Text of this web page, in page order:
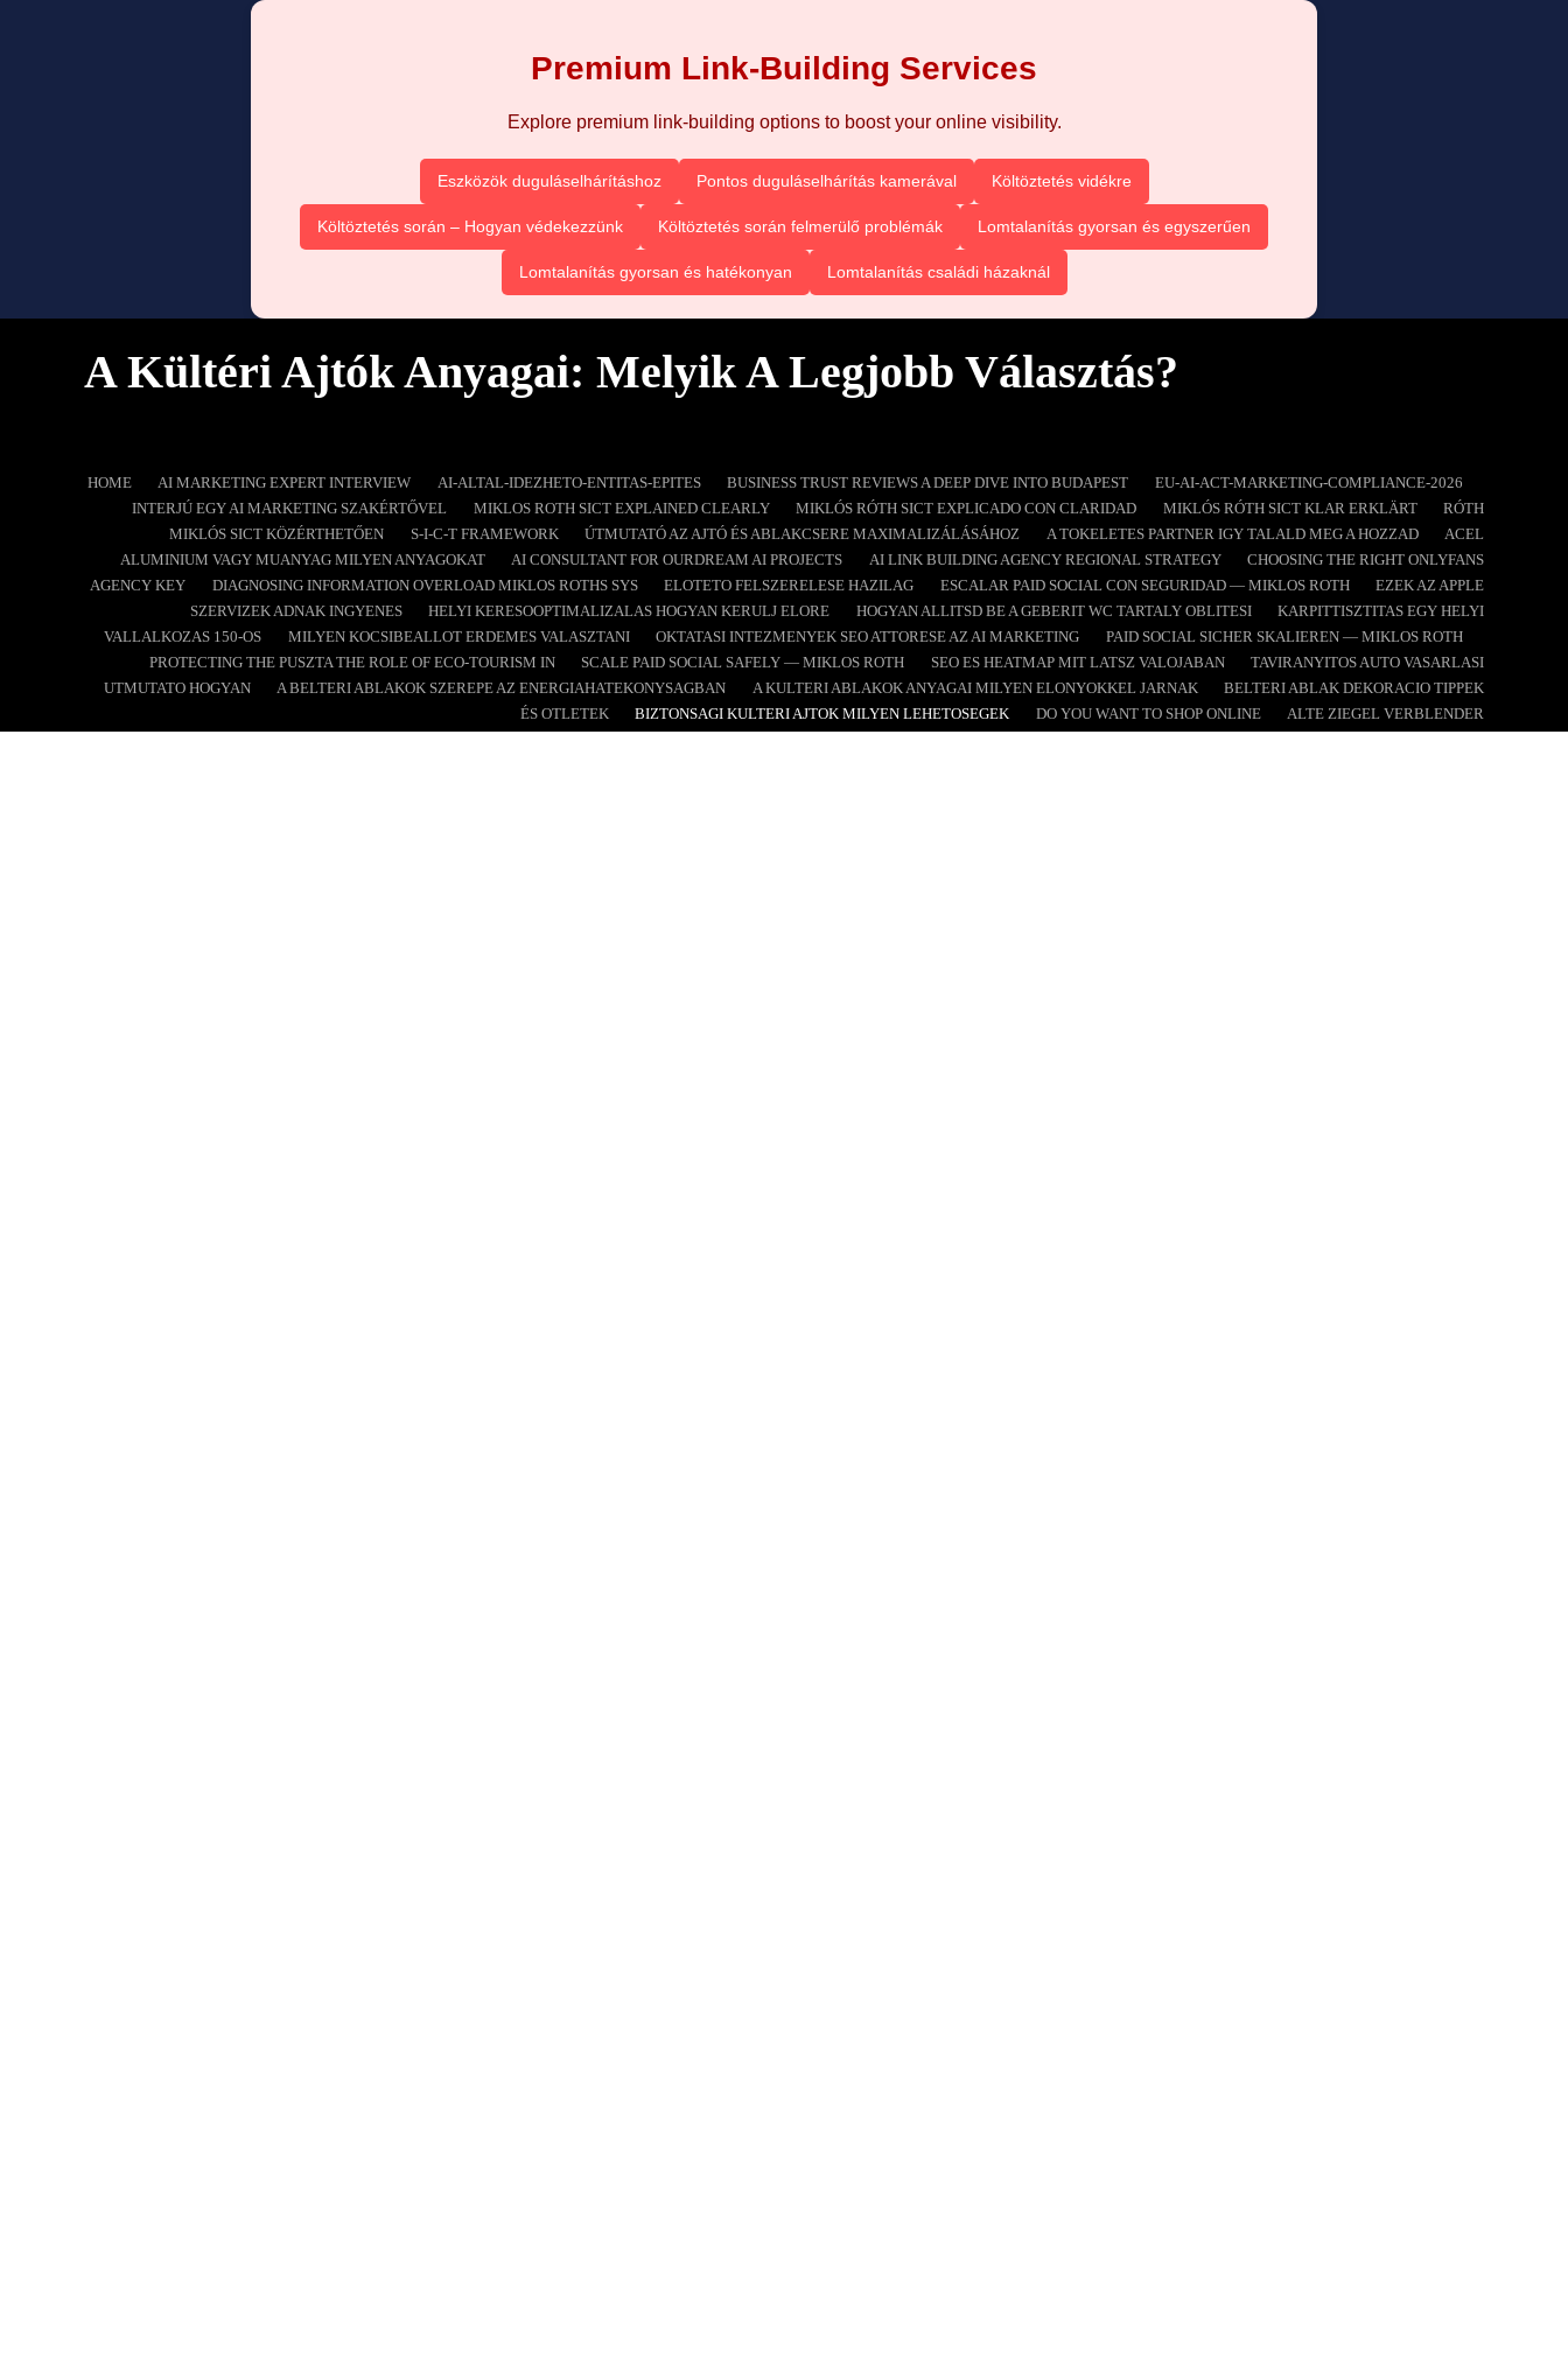
Premium Link-Building Services
Explore premium link-building options to boost your online visibility.
Eszközök duguláselhárításhoz Pontos duguláselhárítás kamerával Költöztetés vidékre
Költöztetés során – Hogyan védekezzünk Költöztetés során felmerülő problémák Lomtalanítás gyorsan és egyszerűen
Lomtalanítás gyorsan és hatékonyan Lomtalanítás családi házaknál
A Kültéri Ajtók Anyagai: Melyik A Legjobb Választás?
HOME AI MARKETING EXPERT INTERVIEW AI-ALTAL-IDEZHETO-ENTITAS-EPITES BUSINESS TRUST REVIEWS A DEEP DIVE INTO BUDAPEST
EU-AI-ACT-MARKETING-COMPLIANCE-2026
INTERJÚ EGY AI MARKETING SZAKÉRTŐVEL
MIKLOS ROTH SICT EXPLAINED CLEARLY MIKLÓS RÓTH SICT EXPLICADO CON CLARIDAD MIKLÓS RÓTH SICT KLAR ERKLÄRT
RÓTH
MIKLÓS SICT KÖZÉRTHETŐEN
S-I-C-T FRAMEWORK ÚTMUTATÓ AZ AJTÓ ÉS ABLAKCSERE MAXIMALIZÁLÁSÁHOZ A TOKELETES PARTNER IGY TALALD MEG A HOZZAD
ACEL
ALUMINIUM VAGY MUANYAG MILYEN ANYAGOKAT
AI CONSULTANT FOR OURDREAM AI PROJECTS AI LINK BUILDING AGENCY REGIONAL STRATEGY
CHOOSING THE RIGHT ONLYFANS
AGENCY KEY
DIAGNOSING INFORMATION OVERLOAD MIKLOS ROTHS SYS ELOTETO FELSZERELESE HAZILAG ESCALAR PAID SOCIAL CON SEGURIDAD — MIKLOS ROTH
EZEK AZ APPLE
SZERVIZEK ADNAK INGYENES
HELYI KERESOOPTIMALIZALAS HOGYAN KERULJ ELORE HOGYAN ALLITSD BE A GEBERIT WC TARTALY OBLITESI
KARPITTISZTITAS EGY HELYI
VALLALKOZAS 150-OS
MILYEN KOCSIBEALLOT ERDEMES VALASZTANI OKTATASI INTEZMENYEK SEO ATTORESE AZ AI MARKETING
PAID SOCIAL SICHER SKALIEREN — MIKLOS ROTH
PROTECTING THE PUSZTA THE ROLE OF ECO-TOURISM IN
SCALE PAID SOCIAL SAFELY — MIKLOS ROTH SEO ES HEATMAP MIT LATSZ VALOJABAN
TAVIRANYITOS AUTO VASARLASI
UTMUTATO HOGYAN
A BELTERI ABLAKOK SZEREPE AZ ENERGIAHATEKONYSAGBAN A KULTERI ABLAKOK ANYAGAI MILYEN ELONYOKKEL JARNAK
BELTERI ABLAK DEKORACIO TIPPEK
ÉS OTLETEK
BIZTONSAGI KULTERI AJTOK MILYEN LEHETOSEGEK DO YOU WANT TO SHOP ONLINE ALTE ZIEGEL VERBLENDER